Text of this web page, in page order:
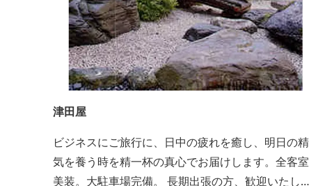
津田屋
ビジネスにご旅行に、日中の疲れを癒し、明日の精
気を養う時を精一杯の真心でお届けします。全客室
美装。大駐車場完備。 長期出張の方、歓迎いたしま